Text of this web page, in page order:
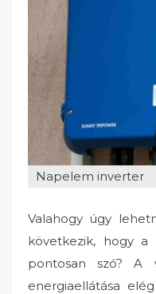
Napelem inverter
Valahogy úgy
következik, hogy a
pontosan szó? A
energiaellátása